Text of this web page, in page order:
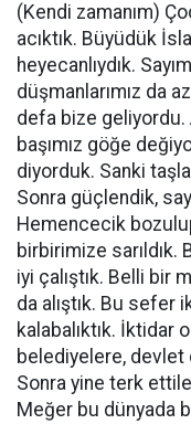
(Kendi zamanım)
acıktık. Büyüdük
heyecanlıydık.
düşmanlarımız da
defa bize geliyordu.
başımız göğe
diyorduk. Sanki
Sonra güçlendik,
Hemencecik
birbirimize
iyi çalıştık. Belli bir
da alıştık. Bu sefer
kalabalıktık. İktidar
belediyelere, devlet
Sonra yine terk
Meğer bu dünyada